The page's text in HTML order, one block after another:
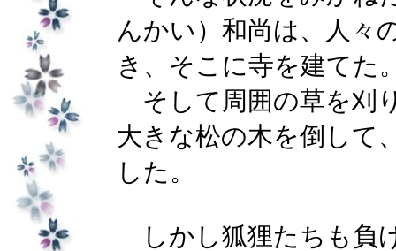
んかい）和尚は、人々
き、そこに寺を建てた
そして周囲の草を刈
大きな松の木を倒して
した。
しかし狐狸たちも負